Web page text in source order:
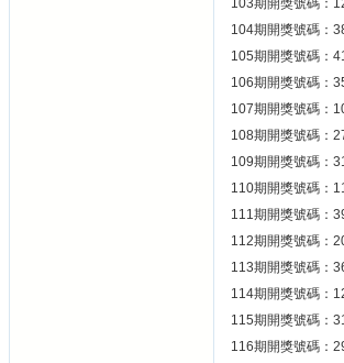
103期開獎號碼：
104期開獎號碼：
105期開獎號碼：
106期開獎號碼：
107期開獎號碼：
108期開獎號碼：
109期開獎號碼：
110期開獎號碼：
111期開獎號碼：
112期開獎號碼：
113期開獎號碼：
114期開獎號碼：
115期開獎號碼：
116期開獎號碼：